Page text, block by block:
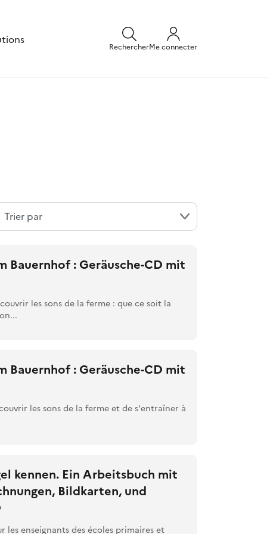
RechercherMe connecter
Bauernhof : Geräusche-CD mit
les sons de la ferme : que ce soit la
Bauernhof : Geräusche-CD mit
les sons de la ferme et de s'entraîner à
kennen. Ein Arbeitsbuch mit
Bildkarten, und
les enseignants des écoles primaires et